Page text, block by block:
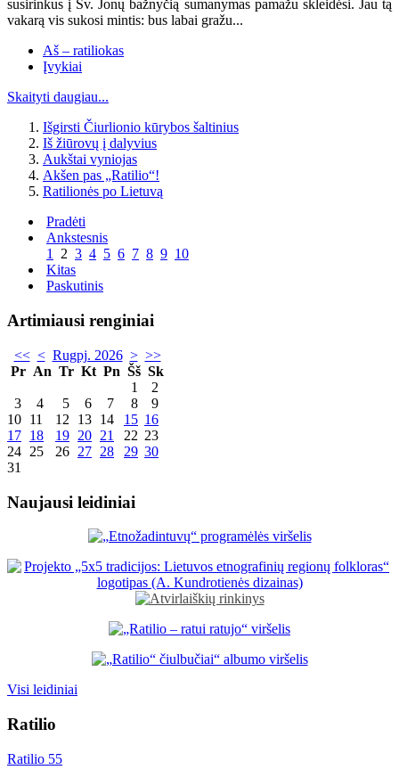
susirinkus į Šv. Jonų bažnyčią sumanymas pamažu skleidėsi. Jau tą
vakarą vis sukosi mintis: bus labai gražu...
Aš – ratiliokas
Įvykiai
Skaityti daugiau...
Išgirsti Čiurlionio kūrybos šaltinius
Iš žiūrovų į dalyvius
Aukštai vyniojas
Akšen pas „Ratilio“!
Ratilionės po Lietuvą
Pradėti
Ankstesnis
1 2 3 4 5 6 7 8 9 10
Kitas
Paskutinis
Artimiausi renginiai
<< < Rugpj. 2026 > >>
Pr An Tr Kt Pn Šš Sk
1
2
3
4 5 6 7 8
9
10 11 12 13 14 15 16
17 18 19 20 21 22 23
24 25 26 27 28 29 30
31
Naujausi leidiniai
Visi leidiniai
Ratilio
Ratilio 55